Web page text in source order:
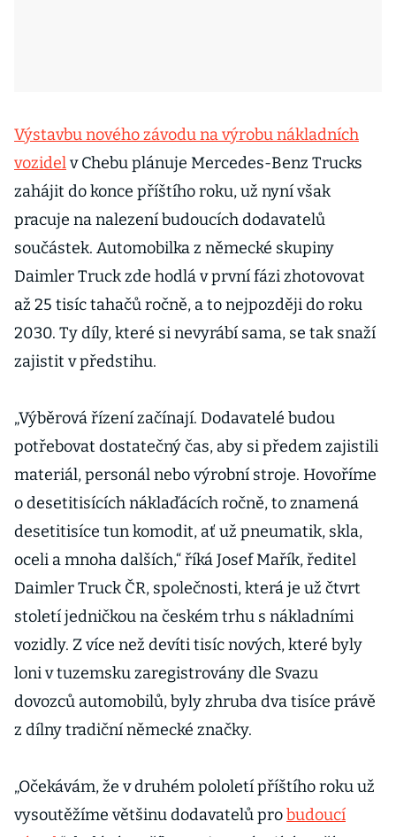
Výstavbu nového závodu na výrobu nákladních
vozidelv Chebu plánuje Mercedes-Benz Trucks
zahájit do konce příštího roku, už nyní však
pracuje na nalezení budoucích dodavatelů
součástek. Automobilka z německé skupiny
Daimler Truck zde hodlá v první fázi zhotovovat
až 25 tisíc tahačů ročně, a to nejpozději do roku
2030. Ty díly, které si nevyrábí sama, se tak snaží
zajistit v předstihu.
„Výběrová řízení začínají. Dodavatelé budou
potřebovat dostatečný čas, aby si předem zajistili
materiál, personál nebo výrobní stroje. Hovoříme
o desetitisících náklaďácích ročně, to znamená
desetitisíce tun komodit, ať už pneumatik, skla,
oceli a mnoha dalších,“ říká Josef Mařík, ředitel
Daimler Truck ČR, společnosti, která je už čtvrt
století jedničkou na českém trhu s nákladními
vozidly. Z více než devíti tisíc nových, které byly
loni v tuzemsku zaregistrovány dle Svazu
dovozců automobilů, byly zhruba dva tisíce právě
z dílny tradiční německé značky.
„Očekávám, že v druhém pololetí příštího roku už
vysoutěžíme většinu dodavatelů probudoucí